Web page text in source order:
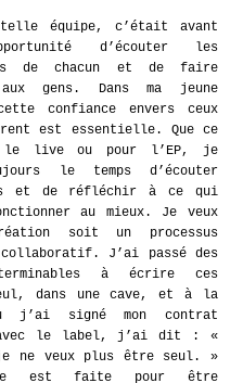
équipe, c’était avant
d’écouter les
de chacun et de faire
gens. Dans ma jeune
confiance envers ceux
est essentielle. Que ce
le live ou pour l’EP, je
le temps d’écouter
et de réfléchir à ce qui
au mieux. Je veux
soit un processus
J’ai passé des
à écrire ces
dans une cave, et à la
j’ai signé mon contrat
avec le label, j’ai dit : «
ne veux plus être seul. »
est faite pour être